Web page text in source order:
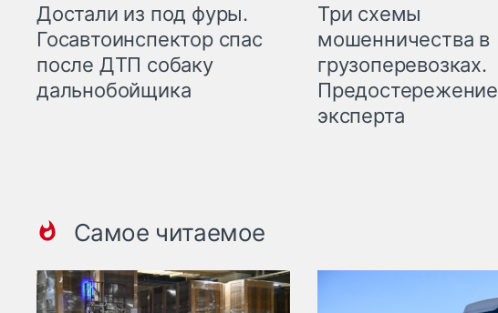
Достали из под фуры.
Госавтоинспектор спас
после ДТП собаку
дальнобойщика
Три схемы
мошенничества в
грузоперевозках.
Предостережение
эксперта
Самое читаемое